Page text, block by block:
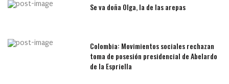
Se va doña Olga, la de las arepas
Colombia: Movimientos sociales rechazan
toma de posesión presidencial de Abelardo
de la Espriella